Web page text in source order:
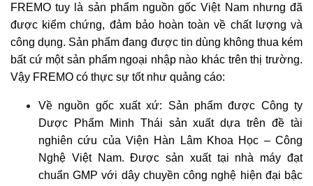
FREMO tuy là sản phẩm nguồn gốc Việt Nam nhưng đã
được kiểm chứng, đảm bảo hoàn toàn về chất lượng và
công dụng. Sản phẩm đang được tin dùng không thua kém
bất cứ một sản phẩm ngoại nhập nào khác trên thị trường.
Vậy FREMO có thực sự tốt như quảng cáo:
Về nguồn gốc xuất xứ: Sản phẩm được Công ty
Dược Phẩm Minh Thái sản xuất dựa trên đề tài
nghiên cứu của Viện Hàn Lâm Khoa Học – Công
Nghệ Việt Nam. Được sản xuất tại nhà máy đạt
chuẩn GMP với dây chuyền công nghệ hiện đại bậc